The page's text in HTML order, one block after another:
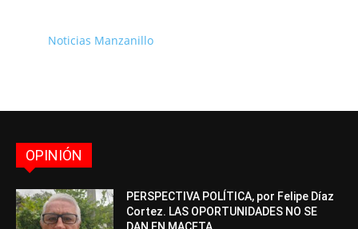
Noticias Manzanillo
OPINIÓN
PERSPECTIVA POLÍTICA, por Felipe Díaz
Cortez. LAS OPORTUNIDADES NO SE
DAN EN MACETA